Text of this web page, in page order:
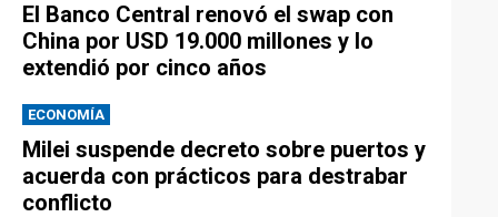
El Banco Central renovó el swap con
China por USD 19.000 millones y lo
extendió por cinco años
ECONOMÍA
Milei suspende decreto sobre puertos y
acuerda con prácticos para destrabar
conflicto